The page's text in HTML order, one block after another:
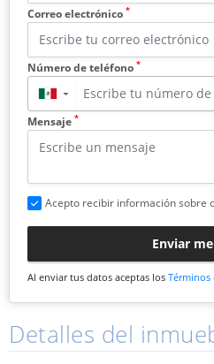
Correo electrónico *
Número de teléfono *
▼
Mensaje *
Acepto recibir información sobre
Enviar
Al enviar tus datos aceptas los Términos
Detalles del